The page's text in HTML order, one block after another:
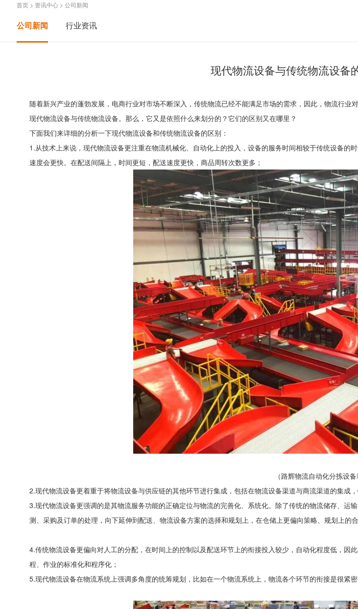
首页> 资讯中心> 公司新闻
公司新闻 行业资讯
现代物流设备与传统物流设备
随着新兴产业的蓬勃发展，电商行业对市场不断深入，传统物流已经不能满足市场的需求，因此，物流行
现代物流设备与传统物流设备。那么，它又是依照什么来划分的？它们的区别又在哪里？
下面我们来详细的分析一下现代物流设备和传统物流设备的区别：
1.从技术上来说，现代物流设备更注重在物流机械化、自动化上的投入，设备的服务时间相较于传统设备
速度会更快。在配送间隔上，时间更短，配送速度更快，商品周转次数更多；
（路辉物流自动化分拣设备
2.现代物流设备更着重于将物流设备与供应链的其他环节进行集成，包括在物流设备渠道与商流渠道的集成
3.现代物流设备更强调的是其物流服务功能的正确定位与物流的完善化、系统化。除了传统的物流储存、
测、采购及订单的处理，向下延伸到配送、物流设备方案的选择和规划上，在仓储上更偏向策略、规划上的合
4.传统物流设备更偏向对人工的分配，在时间上的控制以及配送环节上的衔接投入较少，自动化程度低，
程、作业的标准化和程序化；
5.现代物流设备在物流系统上强调多角度的统筹规划，比如在一个物流系统上，物流各个环节的衔接是很紧